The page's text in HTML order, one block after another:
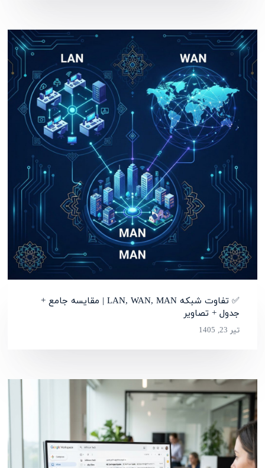
✅ تفاوت شبکه LAN, WAN, MAN | مقایسه جامع +
جدول + تصاویر
تیر 23, 1405